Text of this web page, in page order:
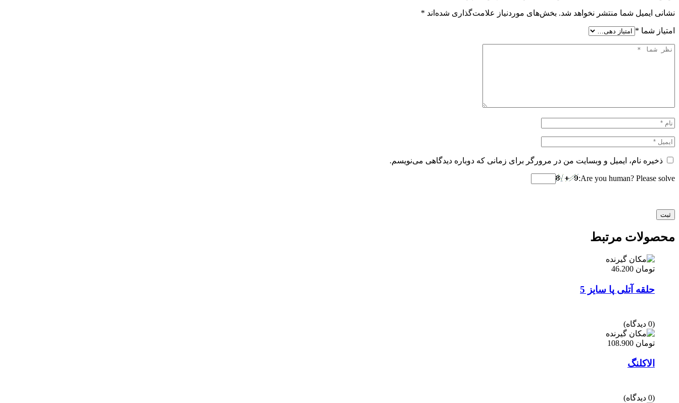
نشانی ایمیل شما منتشر نخواهد شد. بخش‌های موردنیاز علامت‌گذاری شده‌اند *
امتیاز شما *
ذخیره نام، ایمیل و وبسایت من در مرورگر برای زمانی که دوباره دیدگاهی می‌نویسم.
Are you human? Please solve:
محصولات مرتبط
تومان
حلقه آتلی پا سایز 5
(0 دیدگاه)
تومان
الاکلنگ
(0 دیدگاه)